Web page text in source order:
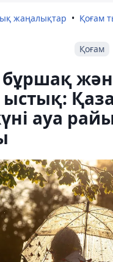
жаңалықтар Қоғам
Қоғам
бұршақ
ыстық:
ауа